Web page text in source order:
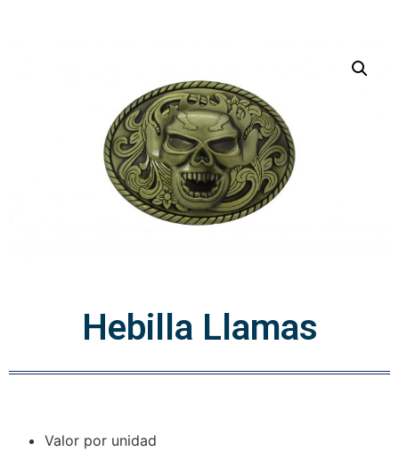
Hebilla Llamas
Valor por unidad